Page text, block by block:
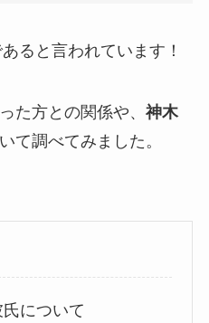
ると言われています！
た方との関係や、 神木
て調べてみました。
について